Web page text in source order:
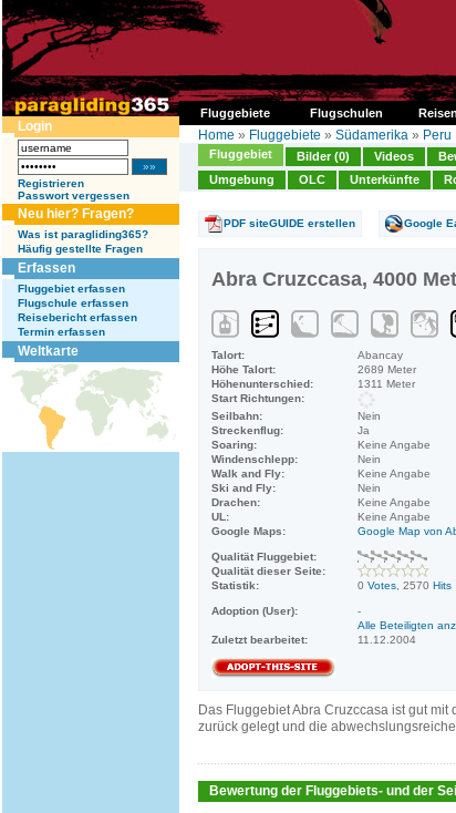
Fluggebiete Flugschulen Reisen
Login
Registrieren
Passwort vergessen
Neu hier? Fragen?
Was ist paragliding365?
Häufig gestellte Fragen
Erfassen
Fluggebiet erfassen
Flugschule erfassen
Reisebericht erfassen
Termin erfassen
Weltkarte
Home » Fluggebiete » Südamerika » Peru
Fluggebiet Bilder (0) Videos
Umgebung
OLC Unterkünfte
PDF siteGUIDE erstellen Google
Abra Cruzccasa, 4000
Talort:
Abancay
Höhe Talort:
2689 Meter
Höhenunterschied:
1311 Meter
Start Richtungen:
Seilbahn:
Nein
Streckenflug:
Ja
Soaring:
Keine Angabe
Windenschlepp:
Nein
Walk and Fly:
Keine Angabe
Ski and Fly:
Nein
Drachen:
Keine Angabe
UL:
Keine Angabe
Google Maps:
Google Map von
Qualität Fluggebiet:
Qualität dieser Seite:
Statistik:
0 Votes , 2570 Hits
Adoption (User):
-
Alle Beteiligten
Zuletzt bearbeitet:
11.12.2004
Das Fluggebiet Abra Cruzccasa ist gut
zurück gelegt und die
Bewertung der Fluggebiets- und der